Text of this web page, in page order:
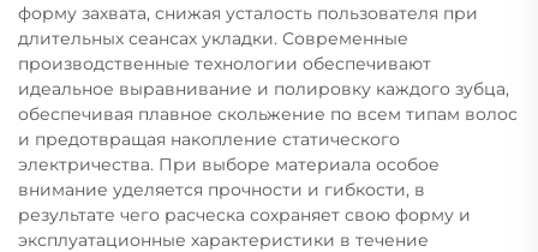
форму захвата, снижая усталость пользователя при
длительных сеансах укладки. Современные
производственные технологии обеспечивают
идеальное выравнивание и полировку каждого зубца,
обеспечивая плавное скольжение по всем типам волос
и предотвращая накопление статического
электричества. При выборе материала особое
внимание уделяется прочности и гибкости, в
результате чего расческа сохраняет свою форму и
эксплуатационные характеристики в течение